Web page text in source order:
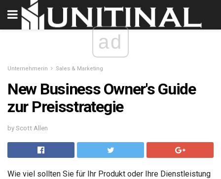
ad
Unternehmerin Sales & Marketing
New Business Owner's Guide
zur Preisstrategie
by Scott Allen
Wie viel sollten Sie für Ihr Produkt oder Ihre Dienstleistung